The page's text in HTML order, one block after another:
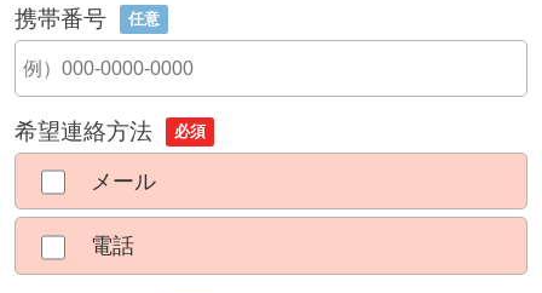
携帯番号 任意
希望連絡方法 必須
メール
電話